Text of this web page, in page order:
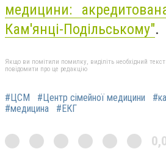
медицини:
Кам'янці-Подільському".
Якщо ви помітили помилку, виділіть необхідний
повідомити про це редакцію
#ЦСМ #Центр сімейної медицини
#медицина
#ЕКГ